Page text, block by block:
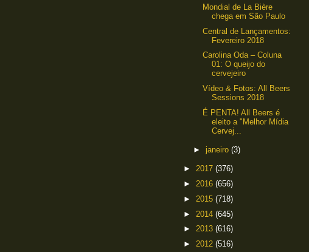
Mondial de La Bière
chega em São Paulo
Central de Lançamentos:
Fevereiro 2018
Carolina Oda – Coluna
01: O queijo do
cervejeiro
Vídeo & Fotos: All Beers
Sessions 2018
É PENTA! All Beers é
eleito a "Melhor Mídia
Cervej...
► janeiro (3)
► 2017 (376)
► 2016 (656)
► 2015 (718)
► 2014 (645)
► 2013 (616)
► 2012 (516)